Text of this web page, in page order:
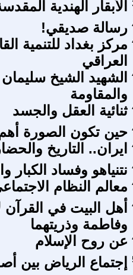
الأبقار الهندية
رسالة صديقي!
مركز بغداد للتنمية
العراقي
الشهيد الشيخ سليمان
والمقاومة
ثنائية العقل والجسد
حين تكون الصورة
ايران.. التاريخ
نتنياهو وفساد
معالم النظام
أهل البيت في
وفاطمة وذريتهما
عن روح الإسلام
إجتماع الرياض بين